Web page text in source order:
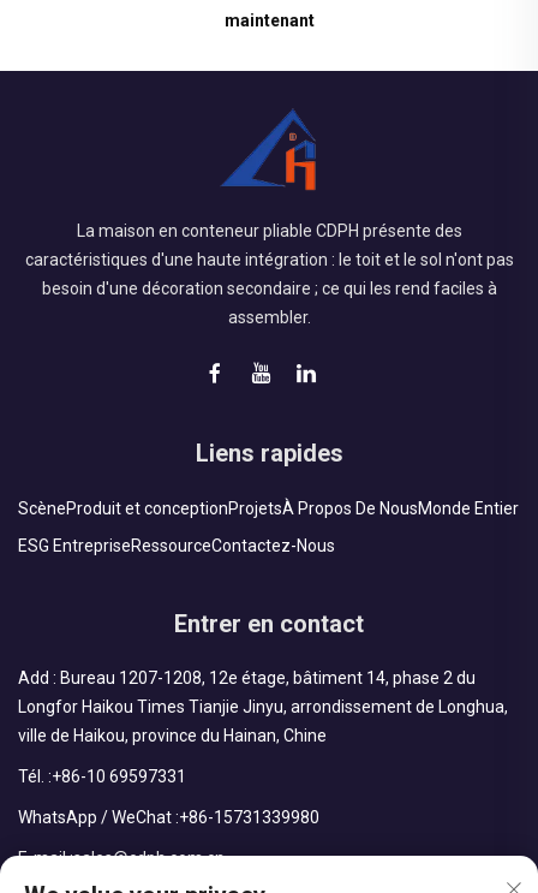
maintenant
La maison en conteneur pliable CDPH présente des
caractéristiques d'une haute intégration : le toit et le sol n'ont pas
besoin d'une décoration secondaire ; ce qui les rend faciles à
assembler.
Liens rapides
ScèneProduit et conceptionProjetsÀ Propos De NousMonde Entier
ESG EntrepriseRessourceContactez-Nous
Entrer en contact
Add : Bureau 1207-1208, 12e étage, bâtiment 14, phase 2 du
Longfor Haikou Times Tianjie Jinyu, arrondissement de Longhua,
ville de Haikou, province du Hainan, Chine
Tél. :+86-10 69597331
WhatsApp / WeChat :+86-15731339980
E-mail :sales@cdph.com.cn